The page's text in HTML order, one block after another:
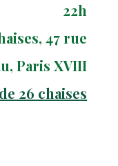
22h
47 rue
Paris XVIII
26 chaises